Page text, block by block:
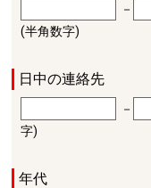
－
(半角数字)
日中の連絡先
－
字)
年代